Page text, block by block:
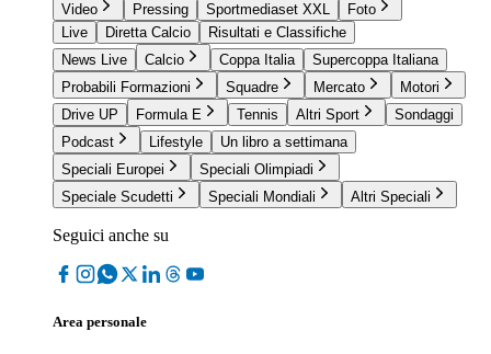
Video Pressing Sportmediaset XXL
Foto
Live
Diretta Calcio
Risultati e Classifiche
News Live
Calcio Coppa Italia
Supercoppa Italiana
Probabili Formazioni
Squadre Mercato
Motori
Drive UP
Formula E Tennis Altri Sport
Sondaggi
Podcast
Lifestyle
Un libro a settimana
Speciali Europei
Speciali Olimpiadi
Speciale Scudetti
Speciali Mondiali Altri Speciali
Seguici anche su
Area personale